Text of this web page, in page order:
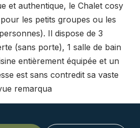
et authentique, le Chalet cosy
les petits groupes ou les
Il dispose de 3
(sans porte), 1 salle de bain
entièrement équipée et un
est sans contredit sa vaste
remarqua